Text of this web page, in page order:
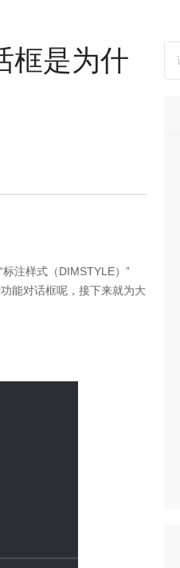
框是为什
“标注样式（DIMSTYLE） ”
能对话框呢，接下来就为大